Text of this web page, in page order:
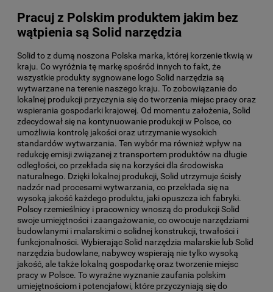
Pracuj z Polskim produktem jakim bez
wątpienia są Solid narzędzia
Solid to z dumą noszona Polska marka, której korzenie tkwią w
kraju. Co wyróżnia tę markę spośród innych to fakt, że
wszystkie produkty sygnowane logo Solid narzędzia są
wytwarzane na terenie naszego kraju. To zobowiązanie do
lokalnej produkcji przyczynia się do tworzenia miejsc pracy oraz
wspierania gospodarki krajowej. Od momentu założenia, Solid
zdecydował się na kontynuowanie produkcji w Polsce, co
umożliwia kontrolę jakości oraz utrzymanie wysokich
standardów wytwarzania. Ten wybór ma również wpływ na
redukcję emisji związanej z transportem produktów na długie
odległości, co przekłada się na korzyści dla środowiska
naturalnego. Dzięki lokalnej produkcji, Solid utrzymuje ścisły
nadzór nad procesami wytwarzania, co przekłada się na
wysoką jakość każdego produktu, jaki opuszcza ich fabryki.
Polscy rzemieślnicy i pracownicy wnoszą do produkcji Solid
swoje umiejętności i zaangażowanie, co owocuje narzędziami
budowlanymi i malarskimi o solidnej konstrukcji, trwałości i
funkcjonalności. Wybierając Solid narzędzia malarskie lub Solid
narzędzia budowlane, nabywcy wspierają nie tylko wysoką
jakość, ale także lokalną gospodarkę oraz tworzenie miejsc
pracy w Polsce. To wyraźne wyznanie zaufania polskim
umiejętnościom i potencjałowi, które przyczyniają się do